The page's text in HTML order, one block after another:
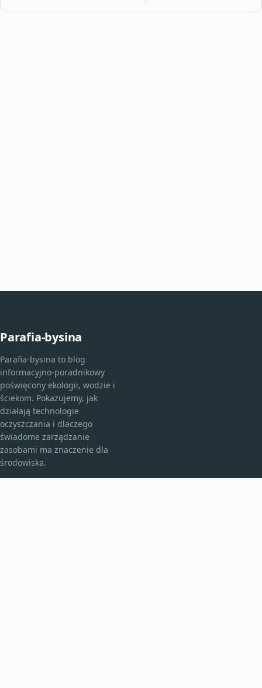
Parafia-bysina
Parafia-bysina to blog
informacyjno-poradnikowy
poświęcony ekologii, wodzie i
ściekom. Pokazujemy, jak
działają technologie
oczyszczania i dlaczego
świadome zarządzanie
zasobami ma znaczenie dla
środowiska.